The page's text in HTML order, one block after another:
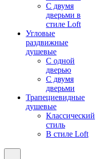
С двумя
дверьми в
стиле Loft
Угловые
раздвижные
душевые
С одной
дверью
С двумя
дверьми
Трапециевидные
душевые
Классический
стиль
В стиле Loft